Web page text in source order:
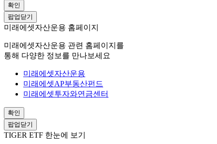
확인
팝업닫기
미래에셋자산운용 홈페이지
미래에셋자산운용 관련 홈페이지를
통해 다양한 정보를 만나보세요
미래에셋자산운용
미래에셋AP부동산펀드
미래에셋투자와연금센터
확인
팝업닫기
TIGER ETF 한눈에 보기